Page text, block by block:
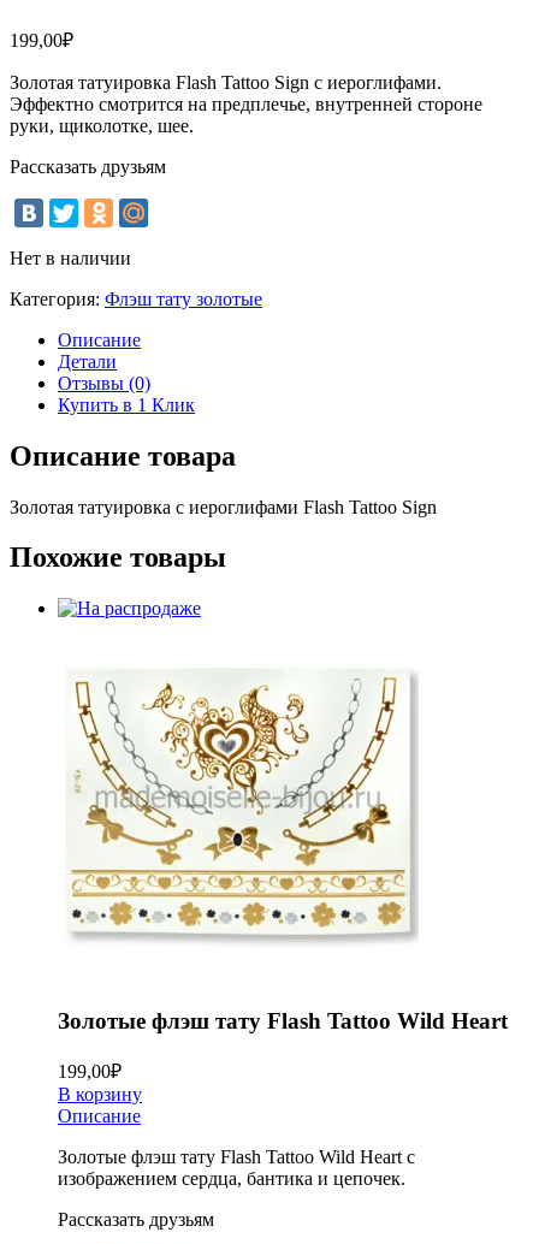
199,00₽
Золотая татуировка Flash Tattoo Sign с иероглифами.
Эффектно смотрится на предплечье, внутренней стороне
руки, щиколотке, шее.
Рассказать друзьям
Нет в наличии
Категория: Флэш тату золотые
Описание
Детали
Отзывы (0)
Купить в 1 Клик
Описание товара
Золотая татуировка с иероглифами Flash Tattoo Sign
Похожие товары
Золотые флэш тату Flash Tattoo Wild Heart
199,00₽
В корзину
Описание
Золотые флэш тату Flash Tattoo Wild Heart с
изображением сердца, бантика и цепочек.
Рассказать друзьям